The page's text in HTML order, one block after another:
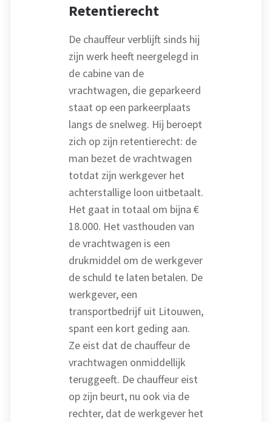
Retentierecht
De chauffeur verblijft sinds hij
zijn werk heeft neergelegd in
de cabine van de
vrachtwagen, die geparkeerd
staat op een parkeerplaats
langs de snelweg. Hij beroept
zich op zijn retentierecht: de
man bezet de vrachtwagen
totdat zijn werkgever het
achterstallige loon uitbetaalt.
Het gaat in totaal om bijna €
18.000. Het vasthouden van
de vrachtwagen is een
drukmiddel om de werkgever
de schuld te laten betalen. De
werkgever, een
transportbedrijf uit Litouwen,
spant een kort geding aan.
Ze eist dat de chauffeur de
vrachtwagen onmiddellijk
teruggeeft. De chauffeur eist
op zijn beurt, nu ook via de
rechter, dat de werkgever het